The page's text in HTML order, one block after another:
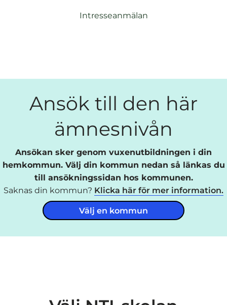
Intresseanmälan
Ansök till den här
ämnesnivån
Ansökan sker genom vuxenutbildningen i din
hemkommun. Välj din kommun nedan så länkas du
till ansökningssidan hos kommunen.
Saknas din kommun? Klicka här för mer information.
Välj en kommun